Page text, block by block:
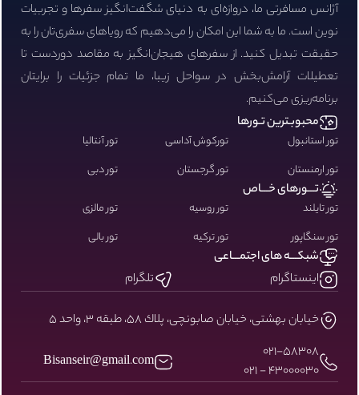
آژانس مسافرتی ما، دروازه‌ای به دنیای شگفت‌انگیز سفرها و تجربیات
نوین است. ما به شما این امکان را می‌دهیم که رویاهای سفری‌تان را به
حقیقت تبدیل کنید. از سفرهای هیجان‌انگیز به مقاصد دوردست تا
تعطیلات آرامش‌بخش در سواحل زیبا، ما تمام جزئیات را برایتان
برنامه‌ریزی می‌کنیم.
محبوبـترین تـورها
تور استانبول تورکوش آداسی
تور آنتالیا
تور ارمنستان
تور گرجستان تور دبی
تـــورهای خـــاص
تور تایلند تور روسیه
تور مالزی
تور سنگاپور
تور ترکیه تور بالی
شبکـــه های اجتمـــاعی
اینستاگرام
تلگرام
خيابان بهشتى، خيابان صابونچى، پلاك ٥٨، طبقه ٣، واحد ٥
۰۲۱-58308
43000030 - 021
Bisanseir@gmail.com